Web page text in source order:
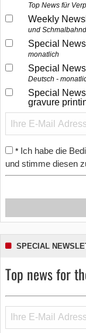
Top News für
Weekly
und
Special
monatlich
Special
Deutsch -
Special
gravure
* Ich habe die
und stimme diesen
SPECIAL
Top news for